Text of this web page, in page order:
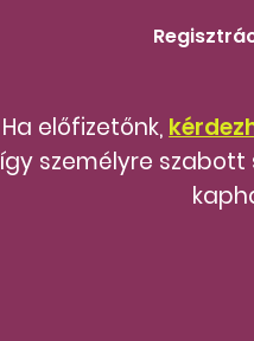
Ha előfizetőnk,
így személyre